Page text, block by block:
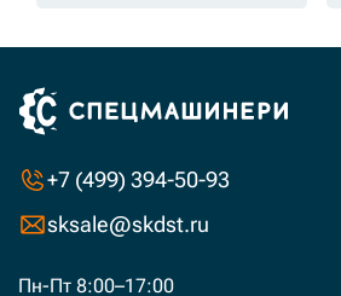
+7 (499) 394-50-93
sksale@skdst.ru
Пн-Пт 8:00–17:00